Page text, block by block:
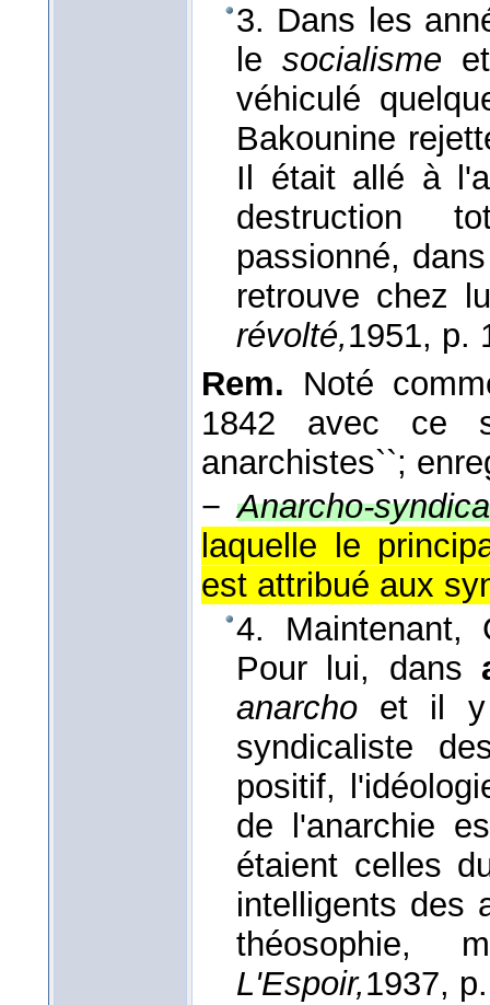
3. Dans les
le socialisme
véhiculé
Bakounine
Il était allé à
destruction
passionné,
retrouve chez
révolté,1951, p.
Rem. Noté
1842 avec ce
anarchistes``;
−Anarcho-
laquelle le
est attribué aux
4. Maintenant,
Pour lui, dans
anarcho et il
syndicaliste
positif,
de l'anarchie
étaient celles
intelligents des
L'Espoir,1937,